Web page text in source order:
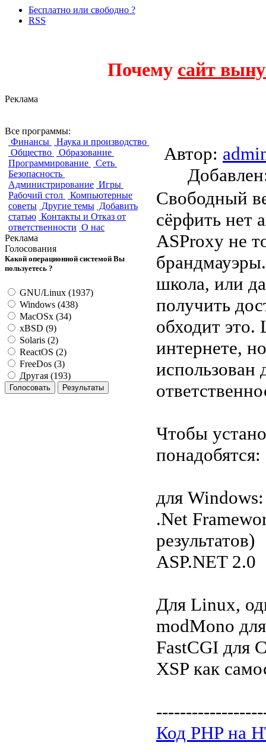
Бесплатно или свободно ?
RSS
Почему сайт
Реклама
Все программы:
Финансы
Наука и производство
Общество
Образование
Программирование
Сеть
Безопасность
Администрирование Игры
Рабочий стол
Компьютерные
советы Другие темы Добавить
статью Контакты и Отказ от
ответственности О нас
Реклама
Голосования
Какой операционной системой Вы
пользуетесь ?
GNU/Linux (1937)
Windows (438)
MacOSx (34)
xBSD (9)
Solaris (2)
ReactOS (2)
FreeDos (3)
Другая (193)
Автор:
Свободный
сёрфить нет
ASProxy не
школа, или
получить
обходит это.
интернете,
использован
Чтобы
понадобятся:
для Windows:
.Net
результатов)
ASP.NET 2.0
Для Linux,
modMono
FastCGI для
XSP как
Код PHP на